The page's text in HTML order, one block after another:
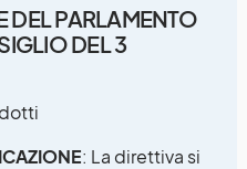
PARLAMENTO
DEL 3
: La direttiva si